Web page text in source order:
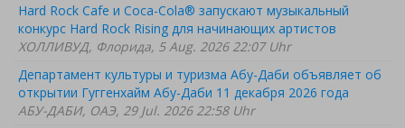
Hard Rock Cafe и Coca-Cola® запускают музыкальный
конкурс Hard Rock Rising для начинающих артистов
ХОЛЛИВУД, Флорида, 5 Aug. 2026 22:07 Uhr
Департамент культуры и туризма Абу-Даби объявляет об
открытии Гуггенхайм Абу-Даби 11 декабря 2026 года
АБУ-ДАБИ, ОАЭ, 29 Jul. 2026 22:58 Uhr